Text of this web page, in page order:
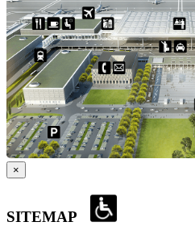
×
SITEMAP